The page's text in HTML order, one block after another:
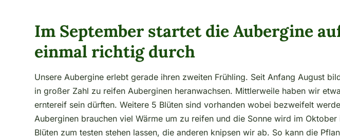
Im September startet die Aubergine
einmal richtig durch
Unsere Aubergine erlebt gerade ihren zweiten Frühling. Seit Anfang August
in großer Zahl zu reifen Auberginen heranwachsen. Mittlerweile haben wir
erntereif sein dürften. Weitere 5 Blüten sind vorhanden wobei bezweifelt
Auberginen brauchen viel Wärme um zu reifen und die Sonne wird im
Blüten zum testen stehen lassen, die anderen knipsen wir ab. So kann die